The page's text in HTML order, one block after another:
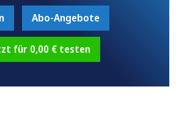
Abo-Angebote
für 0,00 € testen